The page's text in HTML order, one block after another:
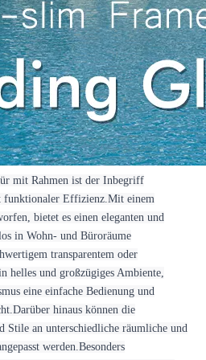
mit Rahmen ist der Inbegriff
funktionaler Effizienz.Mit einem
bietet es einen eleganten und
in Wohn- und Büroräume
transparentem oder
helles und großzügiges Ambiente,
eine einfache Bedienung und
hinaus können die
Stile an unterschiedliche räumliche und
werden.Besonders